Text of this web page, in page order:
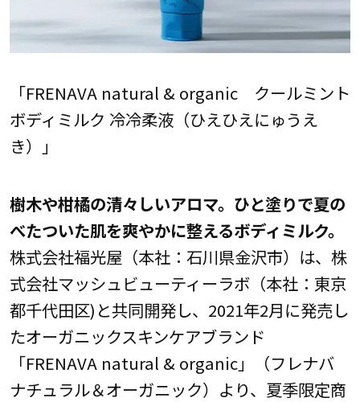
「FRENAVA natural & organic クールミント
ボディミルク 冷冷柔液（ひえひえにゅうえ
き）」
樹木や柑橘の清々しいアロマ。ひと塗りで夏の
べたついた肌を爽やかに整えるボディミルク。
株式会社福光屋（本社：石川県金沢市）は、株
式会社マッシュビューティーラボ（本社：東京
都千代田区)と共同開発し、2021年2月に発売し
たオーガニックスキンケアブランド
「FRENAVA natural & organic」（フレナバ
ナチュラル＆オーガニック）より、夏季限定商